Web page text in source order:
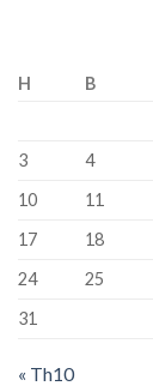
H B
3
4
10
11
17
18
24
25
31
« Th10